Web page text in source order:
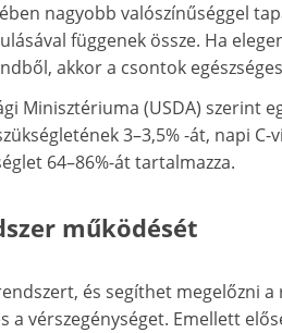
nagyobb valószínűséggel
függenek össze. Ha
akkor a csontok
Minisztériuma (USDA) szerint
3–3,5% -át, napi C-
64–86%-át tartalmazza.
működését
és segíthet megelőzni a
a vérszegénységet. Emellett